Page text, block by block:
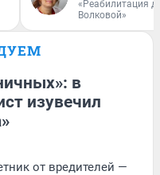
«Реабилитация
Волковой»
в
изувечил
от вредителей —